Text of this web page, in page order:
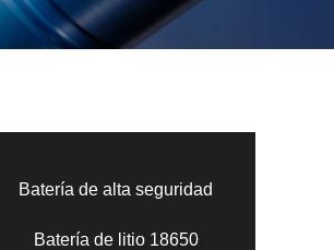
Batería de alta seguridad
Batería de litio 18650